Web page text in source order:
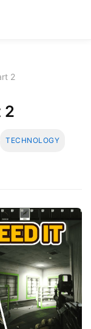
2
2
TECHNOLOGY